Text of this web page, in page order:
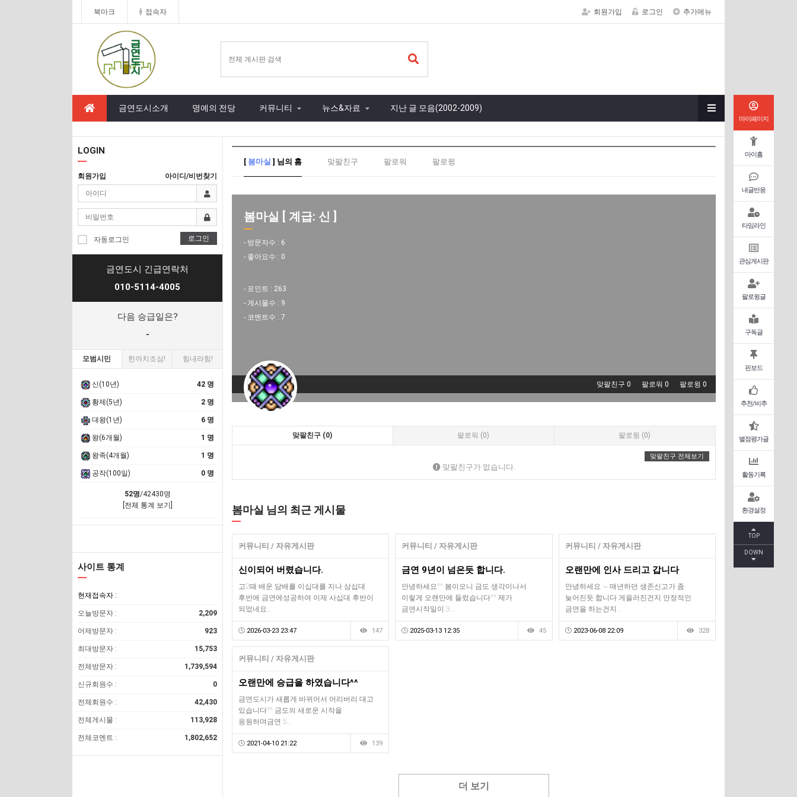
북마크 접속자 회원가입 로그인 추가메뉴
금연도시소개 명예의 전당 커뮤니티 뉴스&자료 지난 글 모음(2002-2009)
마이페이지
마이홈
내글반응
타임라인
관심게시판
팔로윙글
구독글
핀보드
추천/비추
별점평가글
활동기록
환경설정
TOP
DOWN
LOGIN
회원가입 아이디/비번찾기
자동로그인 로그인
금연도시 긴급연락처
010-5114-4005
다음 승급일은?
-
모범시민 한까치조심! 힘내라힘!
신(10년) 42 명
황제(5년) 2 명
대왕(1년) 6 명
왕(6개월) 1 명
왕족(4개월) 1 명
공작(100일) 0 명
52명/42430명
[전체 통계 보기]
사이트 통계
현재접속자 :
오늘방문자 : 2,209
어제방문자 : 923
최대방문자 : 15,753
전체방문자 : 1,739,594
신규회원수 : 0
전체회원수 : 42,430
전체게시물 : 113,928
전체코멘트 : 1,802,652
[ 봄마실 ] 님의 홈 맞팔친구 팔로워 팔로윙
봄마실 [ 계급: 신 ]
- 방문자수 : 6
- 좋아요수 : 0
- 포인트 : 263
- 게시물수 : 9
- 코멘트수 : 7
맞팔친구 0 팔로워 0 팔로윙 0
맞팔친구 (0) 팔로워 (0) 팔로윙 (0)
맞팔친구 전체보기
맞팔친구가 없습니다.
봄마실 님의 최근 게시물
커뮤니티 / 자유게시판
신이되어 버렸습니다.
고2때 배운 담배를 이십대를 지나 삼십대
후반에 금연에성공하여 이제 사십대 후반이
되었네요…
2026-03-23 23:47 147
커뮤니티 / 자유게시판
금연 9년이 넘은듯 합니다.
안녕하세요^^ 봄이오니 금도 생각이나서
이렇게 오랜만에 들렀습니다^^ 제가
금연시작일이 3…
2025-03-13 12:35 45
커뮤니티 / 자유게시판
오랜만에 인사 드리고 갑니다
안녕하세요 ~ 매년하던 생존신고가 좀
늦어진듯 합니다 게을러진건지 안정적인
금연을 하는건지…
2023-06-08 22:09 328
커뮤니티 / 자유게시판
오랜만에 승급을 하였습니다^^
금연도시가 새롭게 바뀌어서 어리버리 대고
있습니다^^ 금도의 새로운 시작을
응원하며금연 5…
2021-04-10 21:22 139
더 보기